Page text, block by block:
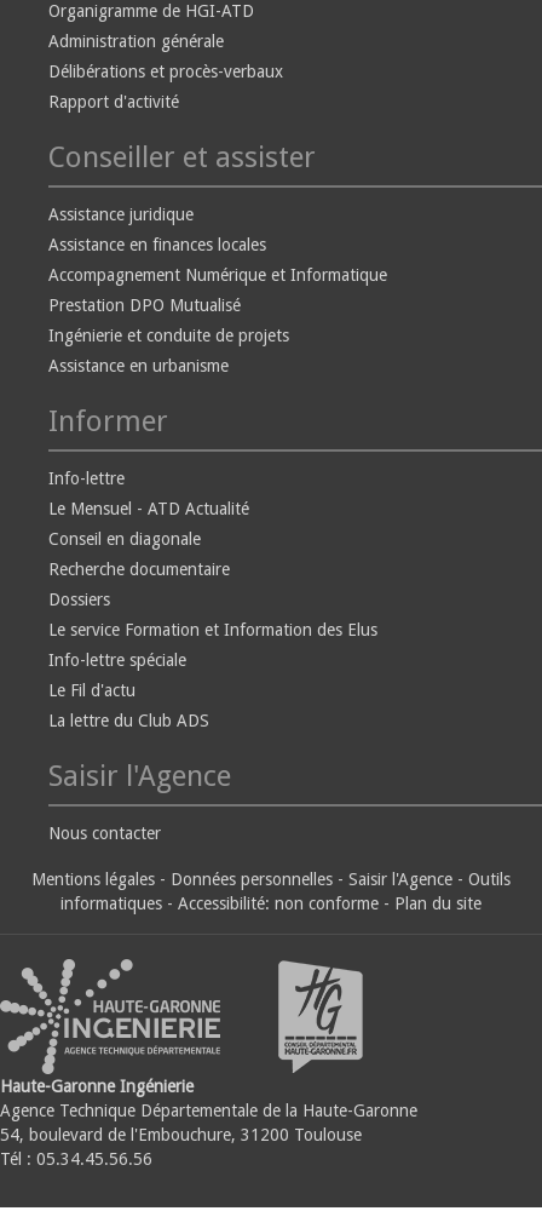
Organigramme de HGI-ATD
Administration générale
Délibérations et procès-verbaux
Rapport d'activité
Conseiller et assister
Assistance juridique
Assistance en finances locales
Accompagnement Numérique et Informatique
Prestation DPO Mutualisé
Ingénierie et conduite de projets
Assistance en urbanisme
Informer
Info-lettre
Le Mensuel - ATD Actualité
Conseil en diagonale
Recherche documentaire
Dossiers
Le service Formation et Information des Elus
Info-lettre spéciale
Le Fil d'actu
La lettre du Club ADS
Saisir l'Agence
Nous contacter
Mentions légales - Données personnelles - Saisir l'Agence - Outils
informatiques - Accessibilité: non conforme - Plan du site
Haute-Garonne Ingénierie
Agence Technique Départementale de la Haute-Garonne
54, boulevard de l'Embouchure, 31200 Toulouse
Tél : 05.34.45.56.56